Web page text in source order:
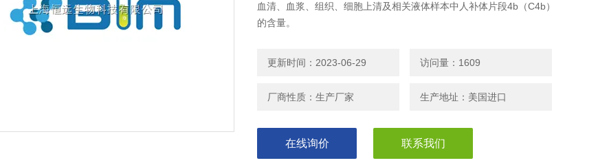
血清、血浆、组织、细胞上清及相关液体样本中人补体片段4b（C4b）
的含量。
更新时间：2023-06-29 访问量：1609
厂商性质：生产厂家 生产地址：美国进口
在线询价 联系我们